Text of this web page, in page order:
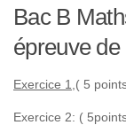
Bac B
épreuve
Exercice 1,( 5
Exercice 2: (